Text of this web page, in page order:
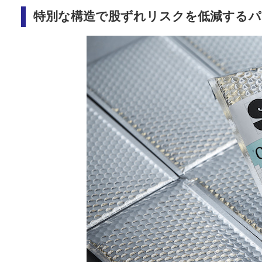
特別な構造で股ずれリスクを低減する